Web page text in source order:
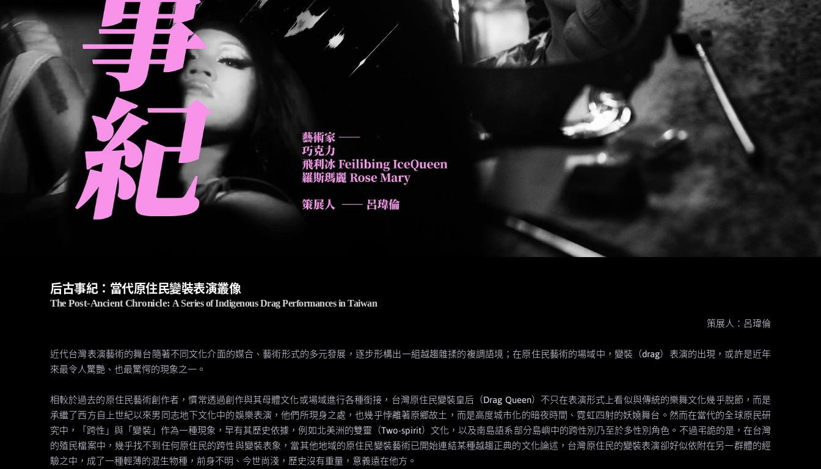
后古事紀：當代原住民變裝表演叢像
The Post-Ancient Chronicle: A Series of Indigenous Drag Performances in Taiwan
策展人：呂瑋倫
近代台灣表演藝術的舞台隨著不同文化介面的媒合、藝術形式的多元發展，逐步形構出一組越趨雜揉的複調語境；在原住民藝術的場域中，變裝（drag）表演的出現，或許是近年
來最令人驚艷、也最驚愕的現象之一。
相較於過去的原住民藝術創作者，慣常透過創作與其母體文化或場域進行各種銜接，台灣原住民變裝皇后（Drag Queen）不只在表演形式上看似與傳統的樂舞文化幾乎脫節，而是
承繼了西方自上世紀以來男同志地下文化中的娛樂表演，他們所現身之處，也幾乎悖離著原鄉故土，而是高度城市化的暗夜時間、霓虹四射的妖嬈舞台。然而在當代的全球原民研
究中，「跨性」與「變裝」作為一種現象，早有其歷史依據，例如北美洲的雙靈（Two-spirit）文化，以及南島語系部分島嶼中的跨性別乃至於多性別角色。不過弔詭的是，在台灣
的殖民檔案中，幾乎找不到任何原住民的跨性與變裝表象，當其他地域的原住民變裝藝術已開始連結某種越趨正典的文化論述，台灣原住民的變裝表演卻好似依附在另一群體的經
驗之中，成了一種輕薄的混生物種，前身不明、今世尚淺，歷史沒有重量，意義遠在他方。